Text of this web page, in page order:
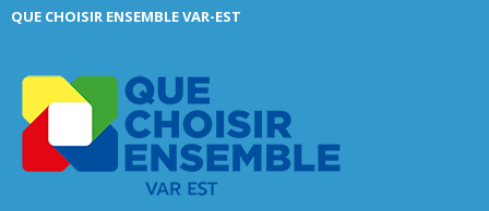
h
QUE CHOISIR ENSEMBLE VAR-EST